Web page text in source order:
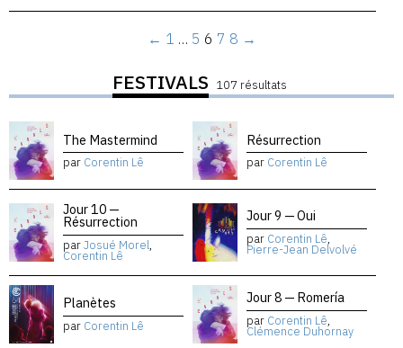
← 1 … 5 6 7 8 →
FESTIVALS 107 résultats
The Mastermind
par Corentin Lê
Résurrection
par Corentin Lê
Jour 10 —
Résurrection
parJosué Morel,
Corentin Lê
Jour 9 — Oui
par Corentin Lê,
Pierre-Jean Delvolvé
Planètes
par Corentin Lê
Jour 8 — Romería
par Corentin Lê,
Clémence Duhornay